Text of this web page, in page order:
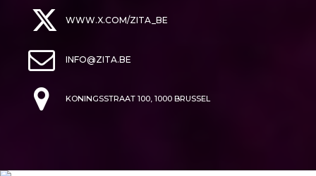
WWW.X.COM/ZITA_BE
INFO@ZITA.BE
KONINGSSTRAAT 100, 1000 BRUSSEL